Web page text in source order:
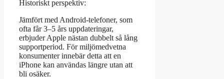
Historiskt perspektiv:
Jämfört med Android-telefoner, som
ofta får 3–5 års uppdateringar,
erbjuder Apple nästan dubbelt så lång
supportperiod. För miljömedvetna
konsumenter innebär detta att en
iPhone kan användas längre utan att
bli osäker.